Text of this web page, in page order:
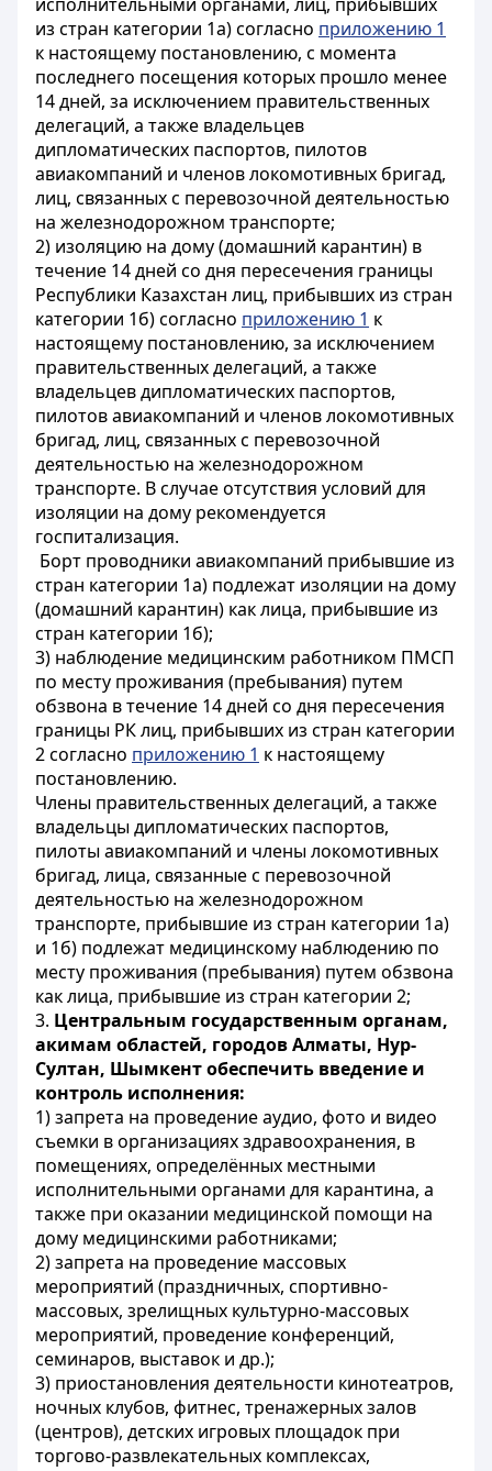
из стран категории 1а) согласно приложению 1
к настоящему постановлению, с момента
последнего посещения которых прошло менее
14 дней, за исключением правительственных
делегаций, а также владельцев
дипломатических паспортов, пилотов
авиакомпаний и членов локомотивных бригад,
лиц, связанных с перевозочной деятельностью
на железнодорожном транспорте;
2) изоляцию на дому (домашний карантин) в
течение 14 дней со дня пересечения границы
Республики Казахстан лиц, прибывших из стран
категории 1б) согласно приложению 1 к
настоящему постановлению, за исключением
правительственных делегаций, а также
владельцев дипломатических паспортов,
пилотов авиакомпаний и членов локомотивных
бригад, лиц, связанных с перевозочной
деятельностью на железнодорожном
транспорте. В случае отсутствия условий для
изоляции на дому рекомендуется
госпитализация.
Борт проводники авиакомпаний прибывшие из
стран категории 1а) подлежат изоляции на дому
(домашний карантин) как лица, прибывшие из
стран категории 1б);
3) наблюдение медицинским работником ПМСП
по месту проживания (пребывания) путем
обзвона в течение 14 дней со дня пересечения
границы РК лиц, прибывших из стран категории
2 согласно приложению 1 к настоящему
постановлению.
Члены правительственных делегаций, а также
владельцы дипломатических паспортов,
пилоты авиакомпаний и члены локомотивных
бригад, лица, связанные с перевозочной
деятельностью на железнодорожном
транспорте, прибывшие из стран категории 1а)
и 1б) подлежат медицинскому наблюдению по
месту проживания (пребывания) путем обзвона
как лица, прибывшие из стран категории 2;
3. Центральным государственным органам,
акимам областей, городов Алматы, Нур-
Султан, Шымкент обеспечить введение и
контроль исполнения:
1) запрета на проведение аудио, фото и видео
съемки в организациях здравоохранения, в
помещениях, определённых местными
исполнительными органами для карантина, а
также при оказании медицинской помощи на
дому медицинскими работниками;
2) запрета на проведение массовых
мероприятий (праздничных, спортивно-
массовых, зрелищных культурно-массовых
мероприятий, проведение конференций,
семинаров, выставок и др.);
3) приостановления деятельности кинотеатров,
ночных клубов, фитнес, тренажерных залов
(центров), детских игровых площадок при
торгово-развлекательных комплексах,